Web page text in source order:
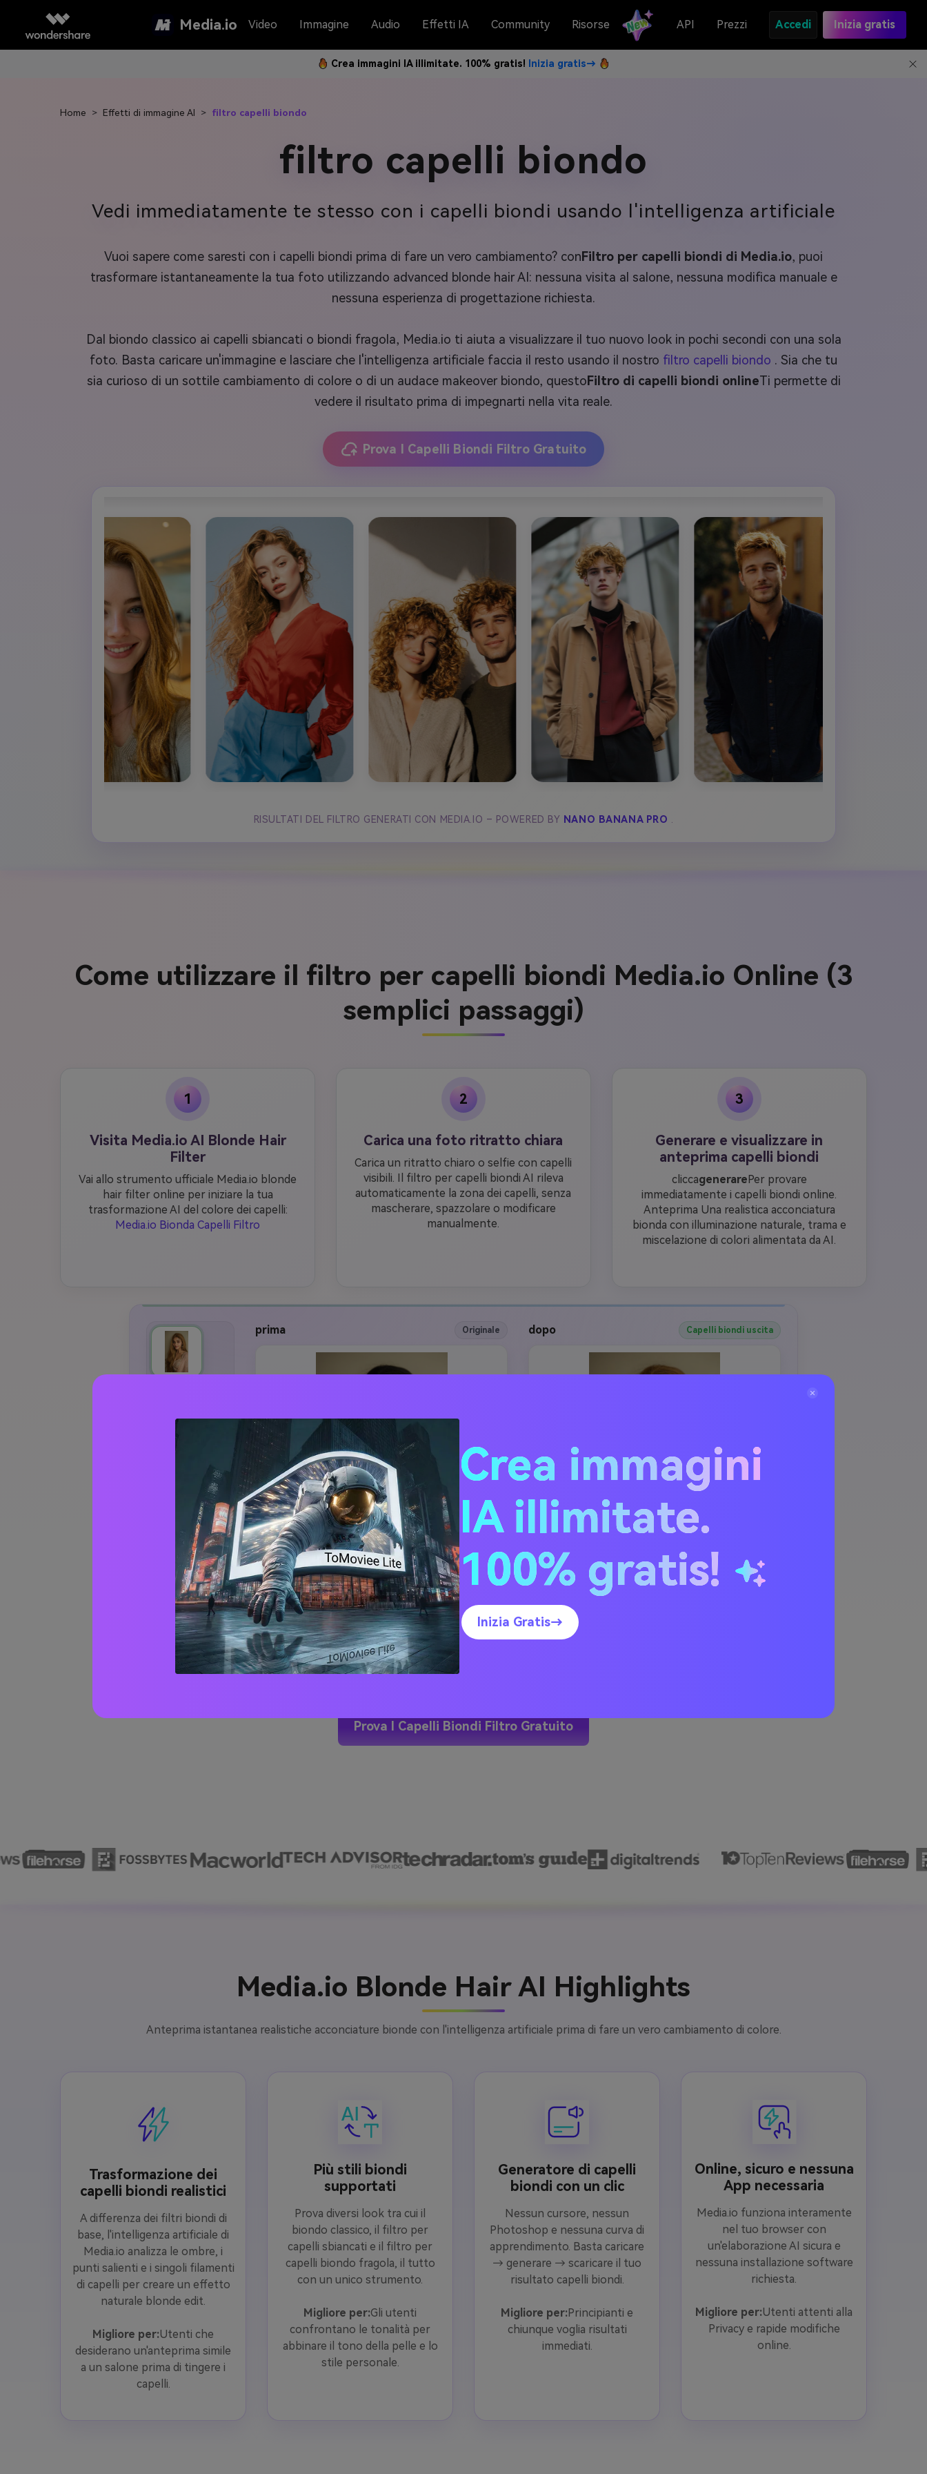
Media.io Video Immagine Audio Effetti IA Community Risorse API Prezzi Accedi Inizia gratis
Crea immagini IA illimitate. 100% gratis! Inizia gratis→
Home > Effetti di immagine AI > filtro capelli biondo
filtro capelli biondo
Vedi immediatamente te stesso con i capelli biondi usando l'intelligenza artificiale
Vuoi sapere come saresti con i capelli biondi prima di fare un vero cambiamento? conFiltro per capelli biondi di Media.io, puoi
trasformare istantaneamente la tua foto utilizzando advanced blonde hair AI: nessuna visita al salone, nessuna modifica manuale e
nessuna esperienza di progettazione richiesta.
Dal biondo classico ai capelli sbiancati o biondi fragola, Media.io ti aiuta a visualizzare il tuo nuovo look in pochi secondi con una sola
foto. Basta caricare un'immagine e lasciare che l'intelligenza artificiale faccia il resto usando il nostro filtro capelli biondo . Sia che tu
sia curioso di un sottile cambiamento di colore o di un audace makeover biondo, questoFiltro di capelli biondi onlineTi permette di
vedere il risultato prima di impegnarti nella vita reale.
Prova I Capelli Biondi Filtro Gratuito
RISULTATI DEL FILTRO GENERATI CON MEDIA.IO – POWERED BY NANO BANANA PRO
Come utilizzare il filtro per capelli biondi Media.io Online (3
semplici passaggi)
1
Visita Media.io AI Blonde Hair
Filter
Vai allo strumento ufficiale Media.io blonde
hair filter online per iniziare la tua
trasformazione AI del colore dei capelli:
Media.io Bionda Capelli Filtro
2
Carica una foto ritratto chiara
Carica un ritratto chiaro o selfie con capelli
visibili. Il filtro per capelli biondi AI rileva
automaticamente la zona dei capelli, senza
mascherare, spazzolare o modificare
manualmente.
3
Generare e visualizzare in
anteprima capelli biondi
cliccagenerarePer provare
immediatamente i capelli biondi online.
Anteprima Una realistica acconciatura
bionda con illuminazione naturale, trama e
miscelazione di colori alimentata da AI.
prima Originale dopo Capelli biondi uscita
Prova I Capelli Biondi Filtro Gratuito
Media.io Blonde Hair AI Highlights
Anteprima istantanea realistiche acconciature bionde con l'intelligenza artificiale prima di fare un vero cambiamento di colore.
Trasformazione dei
capelli biondi realistici
A differenza dei filtri biondi di
base, l'intelligenza artificiale di
Media.io analizza le ombre, i
punti salienti e i singoli filamenti
di capelli per creare un effetto
naturale blonde edit.
Migliore per:Utenti che
desiderano un'anteprima simile
a un salone prima di tingere i
capelli.
Più stili biondi
supportati
Prova diversi look tra cui il
biondo classico, il filtro per
capelli sbiancati e il filtro per
capelli biondo fragola, il tutto
con un unico strumento.
Migliore per:Gli utenti
confrontano le tonalità per
abbinare il tono della pelle e lo
stile personale.
Generatore di capelli
biondi con un clic
Nessun cursore, nessun
Photoshop e nessuna curva di
apprendimento. Basta caricare
→ generare → scaricare il tuo
risultato capelli biondi.
Migliore per:Principianti e
chiunque voglia risultati
immediati.
Online, sicuro e nessuna
App necessaria
Media.io funziona interamente
nel tuo browser con
un'elaborazione AI sicura e
nessuna installazione software
richiesta.
Migliore per:Utenti attenti alla
Privacy e rapide modifiche
online.
Crea immagini
IA illimitate.
100% gratis!
Inizia Gratis→